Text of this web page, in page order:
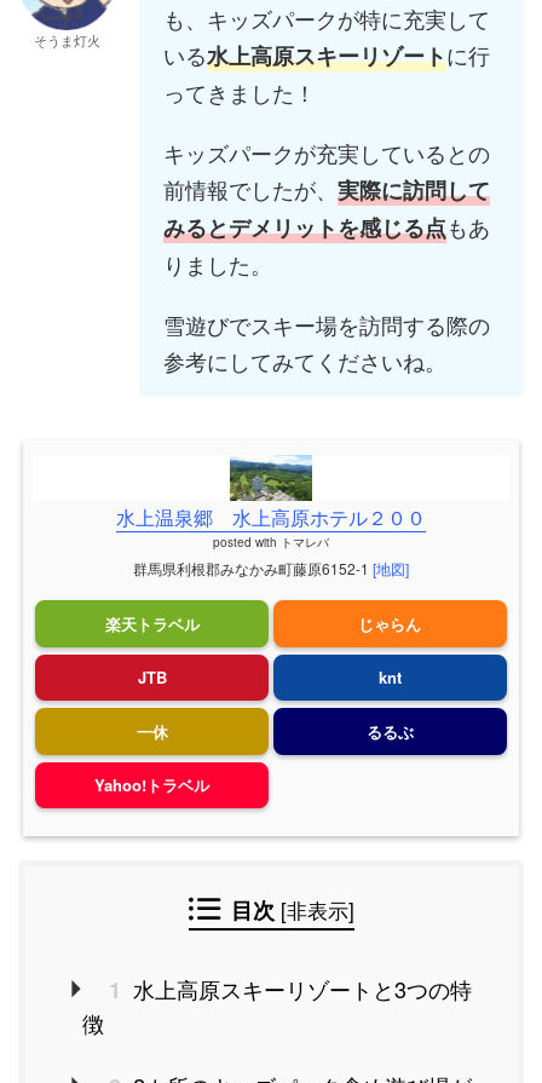
そうま灯火
も、キッズパークが特に充実して
いる水上高原スキーリゾートに行
ってきました！
キッズパークが充実しているとの
前情報でしたが、 実際に訪問して
みるとデメリットを感じる点もあ
りました。
雪遊びでスキー場を訪問する際の
参考にしてみてくださいね。
水上温泉郷 水上高原ホテル２００
posted with トマレバ
群馬県利根郡みなかみ町藤原6152-1 [地図]
楽天トラベル じゃらん
JTB knt
一休 るるぶ
Yahoo!トラベル
目次 [非表示]
1 水上高原スキーリゾートと3つの特
徴